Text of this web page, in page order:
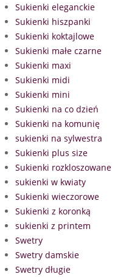
Sukienki eleganckie
Sukienki hiszpanki
Sukienki koktajlowe
Sukienki małe czarne
Sukienki maxi
Sukienki midi
Sukienki mini
Sukienki na co dzień
Sukienki na komunię
sukienki na sylwestra
Sukienki plus size
Sukienki rozkloszowane
sukienki w kwiaty
Sukienki wieczorowe
Sukienki z koronką
sukienki z printem
Swetry
Swetry damskie
Swetry długie